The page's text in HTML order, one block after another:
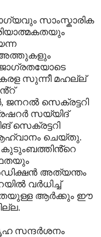
സാംസ്കാരിക
സുന്നീ മഹല്ല്
ജനറൽ സെക്രട്ടറി
സയ്യിദ്
സെക്രട്ടറി
ചെയ്തു.
കുടുംബത്തിൻ്റെ
അത്യന്തം
വർധിച്ച്
ആർക്കും ഈ
സന്ദർശനം